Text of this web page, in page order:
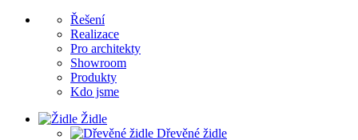
Řešení
Realizace
Pro architekty
Showroom
Produkty
Kdo jsme
Židle
Dřevěné židle